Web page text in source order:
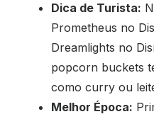
Dica de Turista:
Prometheus no
Dreamlights no
popcorn buckets
como curry ou
Melhor Época: